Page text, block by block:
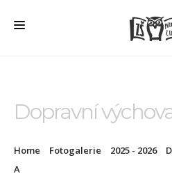
PRO RODIČE
ŠD + ŠK
Dopravní
Home Fotogalerie 2025 - 2026
A